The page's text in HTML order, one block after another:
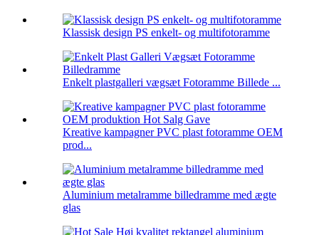
Klassisk design PS enkelt- og multifotoramme
Enkelt plastgalleri vægsæt Fotoramme Billede ...
Kreative kampagner PVC plast fotoramme OEM
prod...
Aluminium metalramme billedramme med ægte
glas